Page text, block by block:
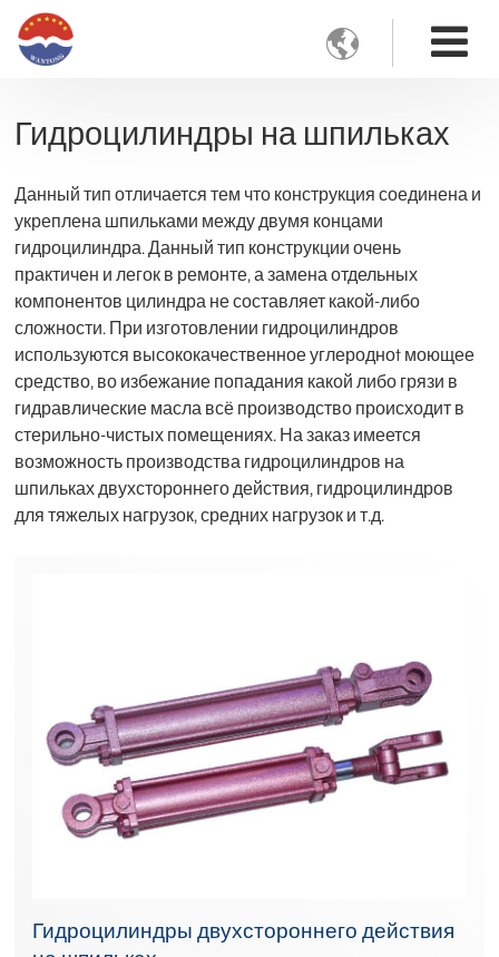

Гидроцилиндры на шпильках
Данный тип отличается тем что конструкция соединена и
укреплена шпильками между двумя концами
гидроцилиндра. Данный тип конструкции очень
практичен и легок в ремонте, а замена отдельных
компонентов цилиндра не составляет какой-либо
сложности. При изготовлении гидроцилиндров
используются высококачественное углеродноt моющее
средство, во избежание попадания какой либо грязи в
гидравлические масла всё производство происходит в
стерильно-чистых помещениях. На заказ имеется
возможность производства гидроцилиндров на
шпильках двухстороннего действия, гидроцилиндров
для тяжелых нагрузок, средних нагрузок и т.д.
Гидроцилиндры двухстороннего действия